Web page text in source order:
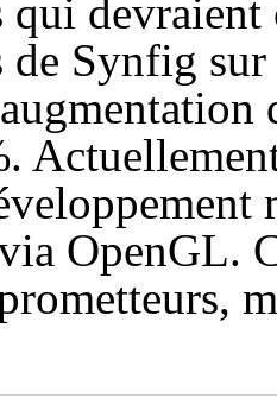
devraient
de Synfig
OpenGL.